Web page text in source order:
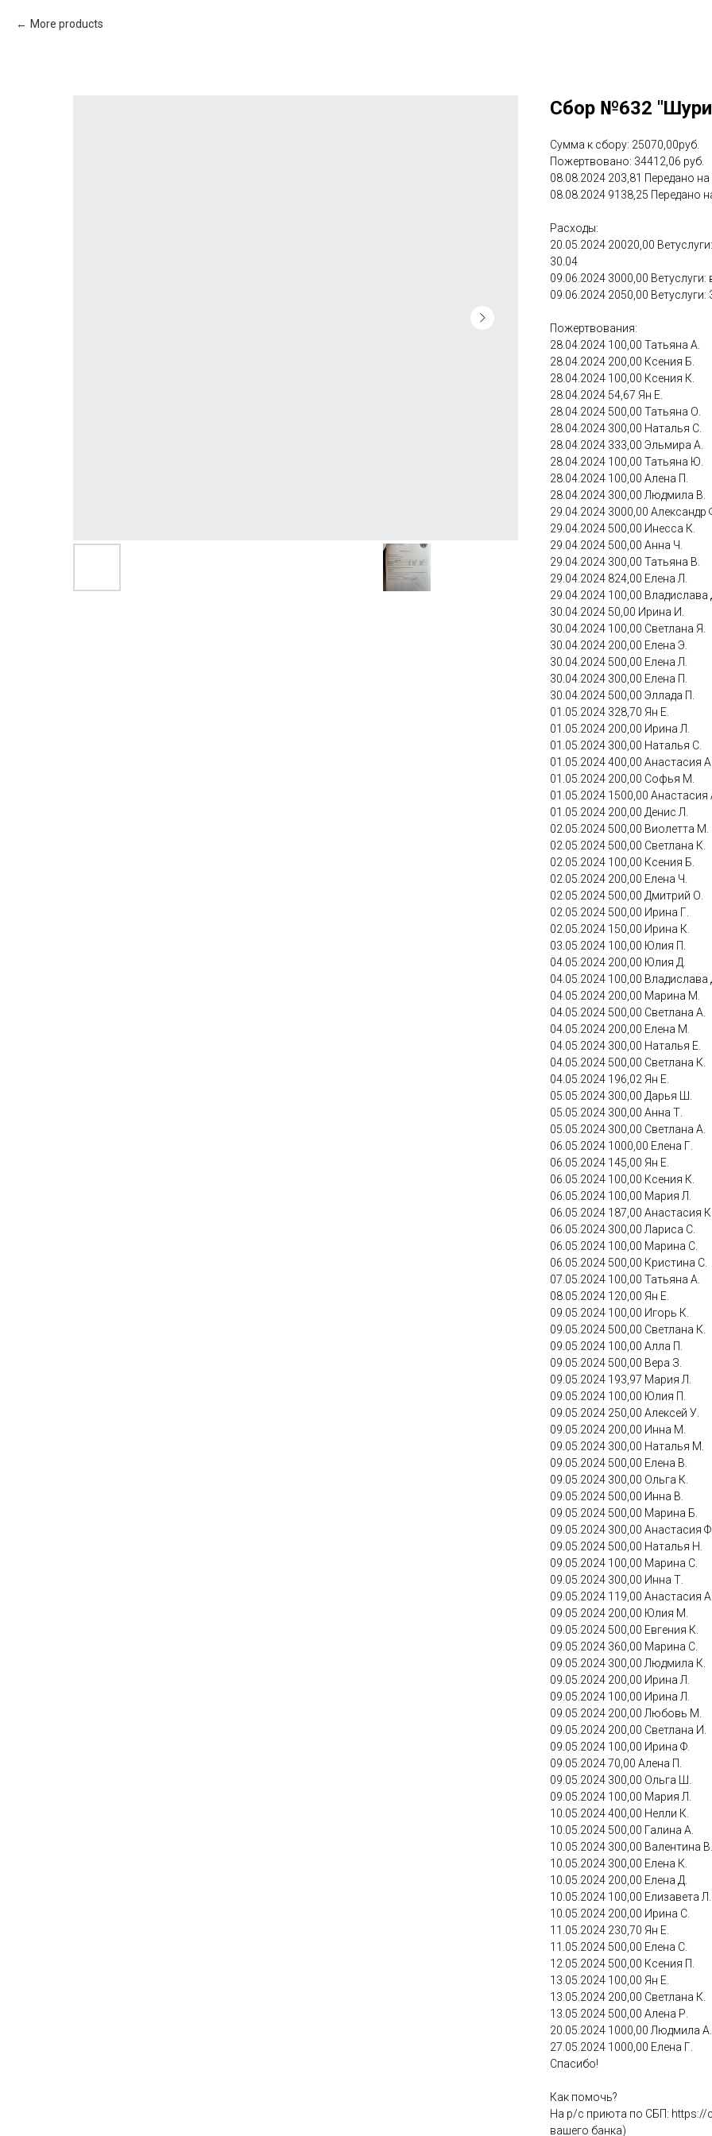
More products
Сбор №632
Сумма к сбору: 25070,00руб.
Пожертвовано: 34412,06 руб.
08.08.2024 203,81 Передано
08.08.2024 9138,25 Передано
Расходы:
20.05.2024 20020,00
30.04
09.06.2024 3000,00
09.06.2024 2050,00
Пожертвования:
28.04.2024 100,00 Татьяна А.
28.04.2024 200,00 Ксения Б.
28.04.2024 100,00 Ксения К.
28.04.2024 54,67 Ян Е.
28.04.2024 500,00 Татьяна О.
28.04.2024 300,00 Наталья С.
28.04.2024 333,00 Эльмира А.
28.04.2024 100,00 Татьяна Ю.
28.04.2024 100,00 Алена П.
28.04.2024 300,00 Людмила В.
29.04.2024 3000,00 Александр
29.04.2024 500,00 Инесса К.
29.04.2024 500,00 Анна Ч.
29.04.2024 300,00 Татьяна В.
29.04.2024 824,00 Елена Л.
29.04.2024 100,00 Владислава
30.04.2024 50,00 Ирина И.
30.04.2024 100,00 Светлана Я.
30.04.2024 200,00 Елена Э.
30.04.2024 500,00 Елена Л.
30.04.2024 300,00 Елена П.
30.04.2024 500,00 Эллада П.
01.05.2024 328,70 Ян Е.
01.05.2024 200,00 Ирина Л.
01.05.2024 300,00 Наталья С.
01.05.2024 400,00 Анастасия А.
01.05.2024 200,00 Софья М.
01.05.2024 1500,00 Анастасия
01.05.2024 200,00 Денис Л.
02.05.2024 500,00 Виолетта М.
02.05.2024 500,00 Светлана К.
02.05.2024 100,00 Ксения Б.
02.05.2024 200,00 Елена Ч.
02.05.2024 500,00 Дмитрий О.
02.05.2024 500,00 Ирина Г.
02.05.2024 150,00 Ирина К.
03.05.2024 100,00 Юлия П.
04.05.2024 200,00 Юлия Д.
04.05.2024 100,00 Владислава
04.05.2024 200,00 Марина М.
04.05.2024 500,00 Светлана А.
04.05.2024 200,00 Елена М.
04.05.2024 300,00 Наталья Е.
04.05.2024 500,00 Светлана К.
04.05.2024 196,02 Ян Е.
05.05.2024 300,00 Дарья Ш.
05.05.2024 300,00 Анна Т.
05.05.2024 300,00 Светлана А.
06.05.2024 1000,00 Елена Г.
06.05.2024 145,00 Ян Е.
06.05.2024 100,00 Ксения К.
06.05.2024 100,00 Мария Л.
06.05.2024 187,00 Анастасия К.
06.05.2024 300,00 Лариса С.
06.05.2024 100,00 Марина С.
06.05.2024 500,00 Кристина С.
07.05.2024 100,00 Татьяна А.
08.05.2024 120,00 Ян Е.
09.05.2024 100,00 Игорь К.
09.05.2024 500,00 Светлана К.
09.05.2024 100,00 Алла П.
09.05.2024 500,00 Вера З.
09.05.2024 193,97 Мария Л.
09.05.2024 100,00 Юлия П.
09.05.2024 250,00 Алексей У.
09.05.2024 200,00 Инна М.
09.05.2024 300,00 Наталья М.
09.05.2024 500,00 Елена В.
09.05.2024 300,00 Ольга К.
09.05.2024 500,00 Инна В.
09.05.2024 500,00 Марина Б.
09.05.2024 300,00 Анастасия Ф.
09.05.2024 500,00 Наталья Н.
09.05.2024 100,00 Марина С.
09.05.2024 300,00 Инна Т.
09.05.2024 119,00 Анастасия А.
09.05.2024 200,00 Юлия М.
09.05.2024 500,00 Евгения К.
09.05.2024 360,00 Марина С.
09.05.2024 300,00 Людмила К.
09.05.2024 200,00 Ирина Л.
09.05.2024 100,00 Ирина Л.
09.05.2024 200,00 Любовь М.
09.05.2024 200,00 Светлана И.
09.05.2024 100,00 Ирина Ф.
09.05.2024 70,00 Алена П.
09.05.2024 300,00 Ольга Ш.
09.05.2024 100,00 Мария Л.
10.05.2024 400,00 Нелли К.
10.05.2024 500,00 Галина А.
10.05.2024 300,00 Валентина В.
10.05.2024 300,00 Елена К.
10.05.2024 200,00 Елена Д.
10.05.2024 100,00 Елизавета Л.
10.05.2024 200,00 Ирина С.
11.05.2024 230,70 Ян Е.
11.05.2024 500,00 Елена С.
12.05.2024 500,00 Ксения П.
13.05.2024 100,00 Ян Е.
13.05.2024 200,00 Светлана К.
13.05.2024 500,00 Алена Р.
20.05.2024 1000,00 Людмила А.
27.05.2024 1000,00 Елена Г.
Спасибо!
Как помочь?
На р/с приюта по СБП: https://
вашего банка)